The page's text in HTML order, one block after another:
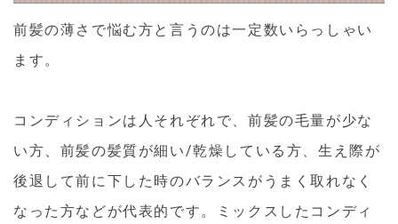
前髪の薄さで悩む方と言うのは一定数いらっしゃい
ます。
コンディションは人それぞれで、前髪の毛量が少な
い方、前髪の髪質が細い/乾燥している方、生え際が
後退して前に下した時のバランスがうまく取れなく
なった方などが代表的です。ミックスしたコンディ